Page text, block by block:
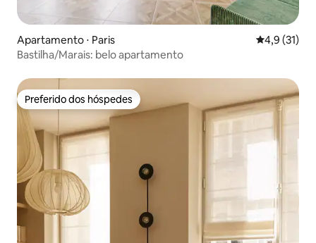
Apartamento ⋅ Paris 4,9 de uma
4,9 (31)
Bastilha/Marais: belo apartamento
Preferido dos hóspedes
Preferido dos hóspedes